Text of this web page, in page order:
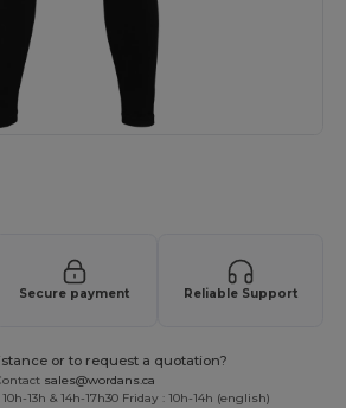
Secure payment Reliable Support
or to request a quotation?
sales@wordans.ca
13h & 14h-17h30 Friday : 10h-14h (english)